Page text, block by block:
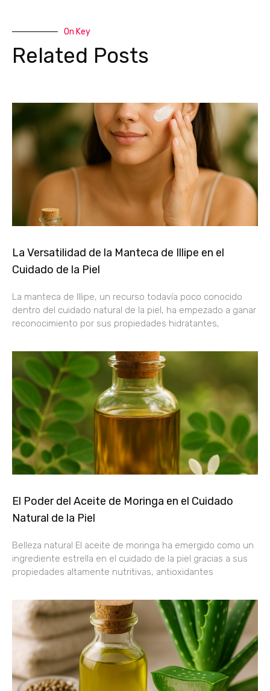
On Key
Related Posts
La Versatilidad de la Manteca de Illipe en el
Cuidado de la Piel
La manteca de Illipe, un recurso todavía poco conocido
dentro del cuidado natural de la piel, ha empezado a ganar
reconocimiento por sus propiedades hidratantes,
El Poder del Aceite de Moringa en el Cuidado
Natural de la Piel
Belleza natural El aceite de moringa ha emergido como un
ingrediente estrella en el cuidado de la piel gracias a sus
propiedades altamente nutritivas, antioxidantes